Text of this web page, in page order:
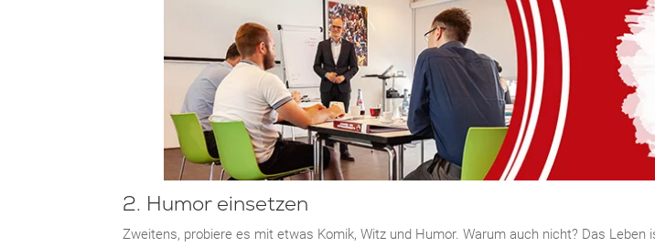
2. Humor einsetzen
Zweitens, probiere es mit etwas Komik, Witz und Humor. Warum auch nicht? Das